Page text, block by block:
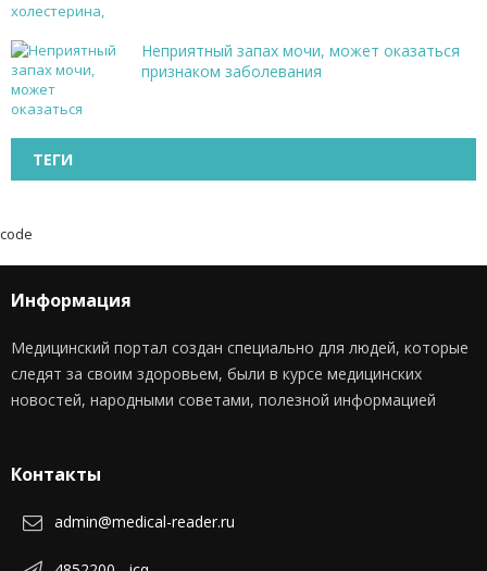
Неприятный запах мочи, может оказаться
признаком заболевания
ТЕГИ
code
Информация
Медицинский портал создан специально для людей, которые
следят за своим здоровьем, были в курсе медицинских
новостей, народными советами, полезной информацией
Контакты
admin@medical-reader.ru